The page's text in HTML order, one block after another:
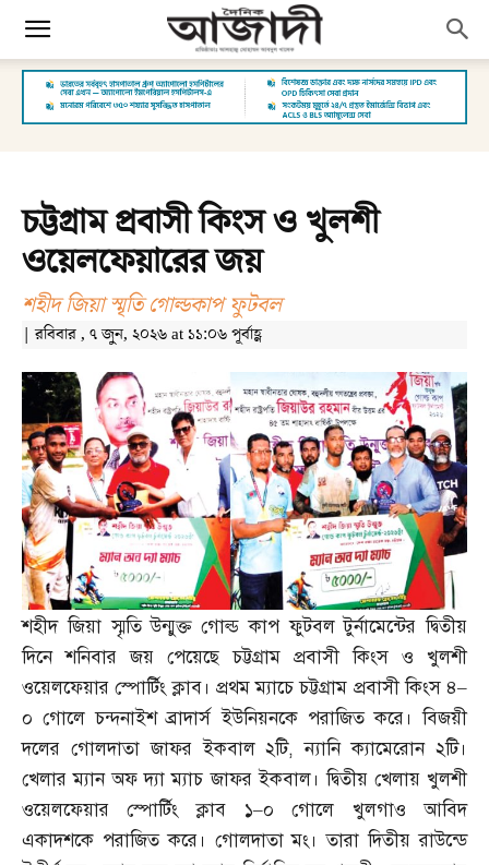
চট্টগ্রাম প্রবাসী কিংস ও খুলশী
ওয়েলফেয়ারের জয়
শহীদ জিয়া স্মৃতি গোল্ডকাপ ফুটবল
| রবিবার , ৭ জুন, ২০২৬ at ১১:০৬ পূর্বাহ্ণ
শহীদ জিয়া স্মৃতি উন্মুক্ত গোল্ড কাপ ফুটবল টুর্নামেন্টের দ্বিতীয়
দিনে শনিবার জয় পেয়েছে চট্টগ্রাম প্রবাসী কিংস ও খুলশী
ওয়েলফেয়ার স্পোর্টিং ক্লাব। প্রথম ম্যাচে চট্টগ্রাম প্রবাসী কিংস ৪–
০ গোলে চন্দনাইশ ব্রাদার্স ইউনিয়নকে পরাজিত করে। বিজয়ী
দলের গোলদাতা জাফর ইকবাল ২টি,ন্যানি ক্যামেরোন ২টি।
খেলার ম্যান অফ দ্যা ম্যাচ জাফর ইকবাল। দ্বিতীয় খেলায় খুলশী
ওয়েলফেয়ার স্পোর্টিং ক্লাব ১–০ গোলে খুলগাও আবিদ
একাদশকে পরাজিত করে। গোলদাতা মং। তারা দিতীয় রাউন্ডে